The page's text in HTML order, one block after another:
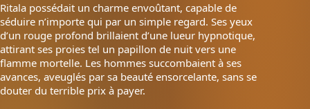
Ritala possédait un charme envoûtant, capable de
séduire n’importe qui par un simple regard. Ses yeux
d’un rouge profond brillaient d’une lueur hypnotique,
attirant ses proies tel un papillon de nuit vers une
flamme mortelle. Les hommes succombaient à ses
avances, aveuglés par sa beauté ensorcelante, sans se
douter du terrible prix à payer.